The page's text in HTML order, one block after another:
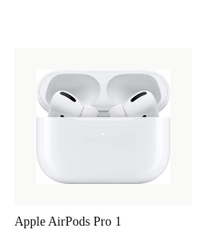
Apple AirPods Pro 1